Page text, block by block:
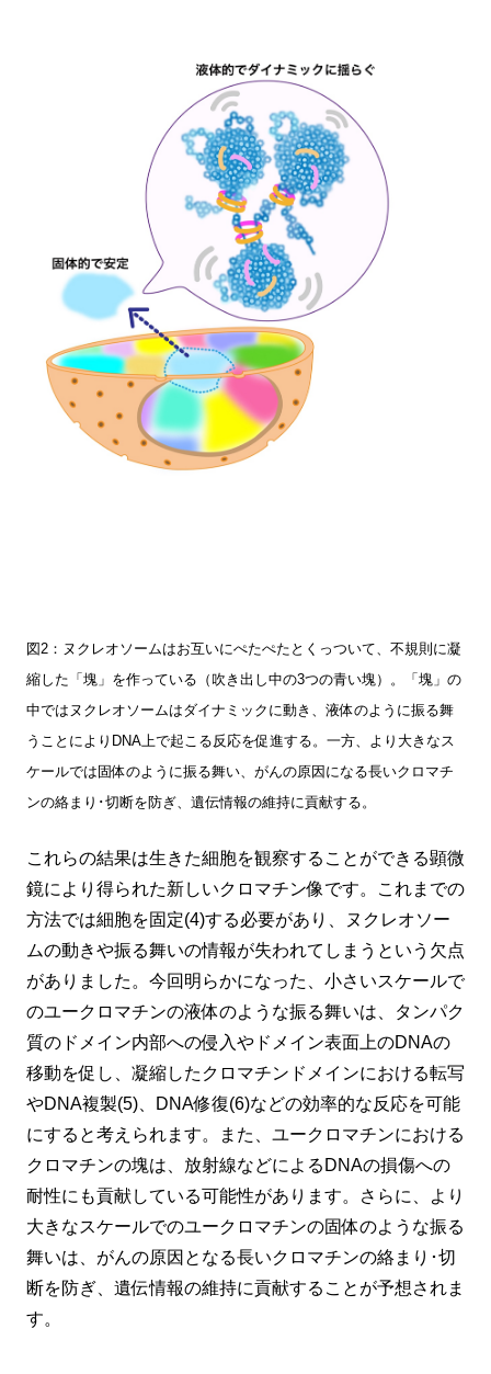
図2：ヌクレオソームはお互いにぺたぺたとくっついて、不規則に凝
縮した「塊」を作っている（吹き出し中の3つの青い塊）。「塊」の
中ではヌクレオソームはダイナミックに動き、液体のように振る舞
うことによりDNA上で起こる反応を促進する。一方、より大きなス
ケールでは固体のように振る舞い、がんの原因になる長いクロマチ
ンの絡まり･切断を防ぎ、遺伝情報の維持に貢献する。
これらの結果は生きた細胞を観察することができる顕微
鏡により得られた新しいクロマチン像です。これまでの
方法では細胞を固定(4)する必要があり、ヌクレオソー
ムの動きや振る舞いの情報が失われてしまうという欠点
がありました。今回明らかになった、小さいスケールで
のユークロマチンの液体のような振る舞いは、タンパク
質のドメイン内部への侵入やドメイン表面上のDNAの
移動を促し、凝縮したクロマチンドメインにおける転写
やDNA複製(5)、DNA修復(6)などの効率的な反応を可能
にすると考えられます。また、ユークロマチンにおける
クロマチンの塊は、放射線などによるDNAの損傷への
耐性にも貢献している可能性があります。さらに、より
大きなスケールでのユークロマチンの固体のような振る
舞いは、がんの原因となる長いクロマチンの絡まり･切
断を防ぎ、遺伝情報の維持に貢献することが予想されま
す。